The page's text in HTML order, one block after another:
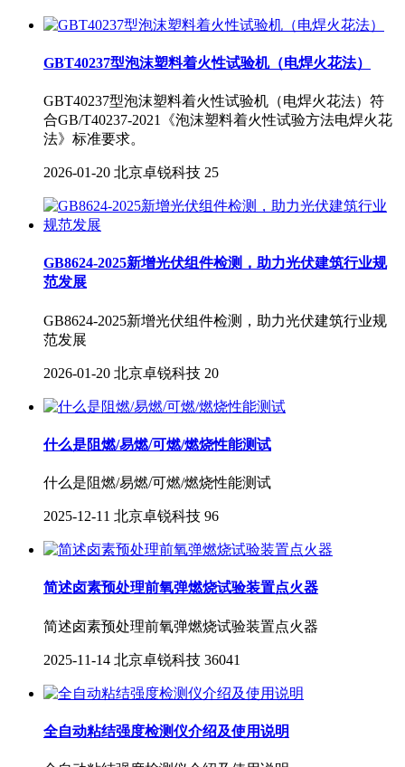
GBT40237型泡沫塑料着火性试验机（电焊火花法）
GBT40237型泡沫塑料着火性试验机（电焊火花法）符
合GB/T40237-2021《泡沫塑料着火性试验方法电焊火花
法》标准要求。
2026-01-20 北京卓锐科技 25
GB8624-2025新增光伏组件检测，助力光伏建筑行业规
范发展
GB8624-2025新增光伏组件检测，助力光伏建筑行业规
范发展
2026-01-20 北京卓锐科技 20
什么是阻燃/易燃/可燃/燃烧性能测试
什么是阻燃/易燃/可燃/燃烧性能测试
2025-12-11 北京卓锐科技 96
简述卤素预处理前氧弹燃烧试验装置点火器
简述卤素预处理前氧弹燃烧试验装置点火器
2025-11-14 北京卓锐科技 36041
全自动粘结强度检测仪介绍及使用说明